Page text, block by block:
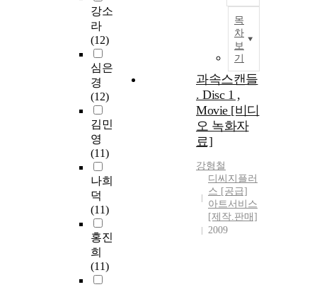
강소
라
(12)
심은
경
(12)
김민
영
(11)
나희
덕
(11)
홍진
희
(11)
목
차
보
기
과속스캔들
. Disc 1 ,
Movie [비디
오 녹화자
료]
강형철
디씨지플러
스 [공급]
아트서비스
[제작.판매]
2009